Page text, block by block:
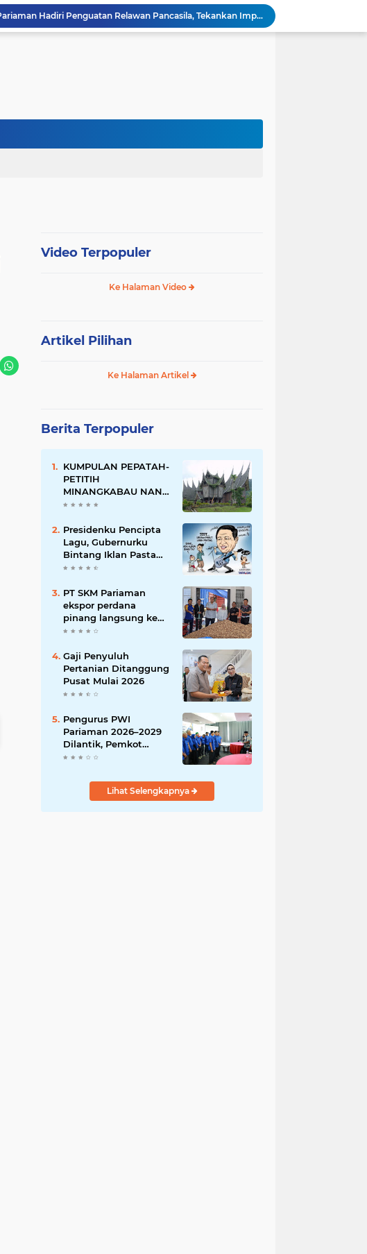
Wali Kota Pariaman Hadiri Penguatan Relawan Pancasila, Tekankan Implementasi Nilai Pancasila dalam Pelayanan Publik
Wali Kota Pariaman Bagikan Bibit Ikan Koi kepada Siswa SD untuk Edukasi Perikanan
Pengurus PWI Pariaman 2026–2029 Dilantik, Pemkot Tekankan Sinergi dan Profesionalisme Pers
Video Terpopuler
Ke Halaman Video
Artikel Pilihan
Ke Halaman Artikel
Berita Terpopuler
KUMPULAN PEPATAH-
PETITIH
MINANGKABAU NAN
ELOK
Presidenku Pencipta
Lagu, Gubernurku
Bintang Iklan Pasta
Gigi
PT SKM Pariaman
ekspor perdana
pinang langsung ke
India
Gaji Penyuluh
Pertanian Ditanggung
Pusat Mulai 2026
Pengurus PWI
Pariaman 2026–2029
Dilantik, Pemkot
Tekankan Sinergi dan
Lihat Selengkapnya